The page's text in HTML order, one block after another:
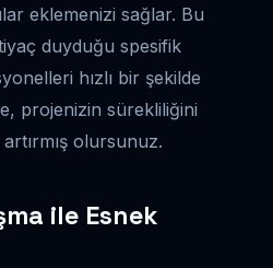
eklemenizi sağlar. Bu
duyduğu spesifik
hızlı bir şekilde
projenizin sürekliliğini
olursunuz.
ile Esnek